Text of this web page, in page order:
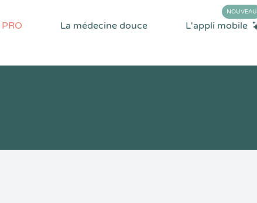
PRO La médecine douce L'appli mobile
NOUVEAU